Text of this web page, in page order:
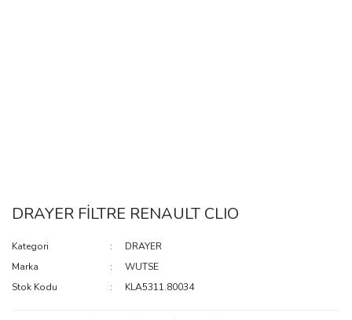
DRAYER FİLTRE RENAULT CLIO
Kategori
DRAYER
Marka
WUTSE
Stok Kodu
KLA5311.80034